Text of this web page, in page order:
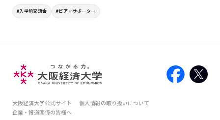
#入学前交流会 #ピア・サポーター
大阪経済大学公式サイト
個人情報の取り扱いについて
企業・報道関係の皆様へ